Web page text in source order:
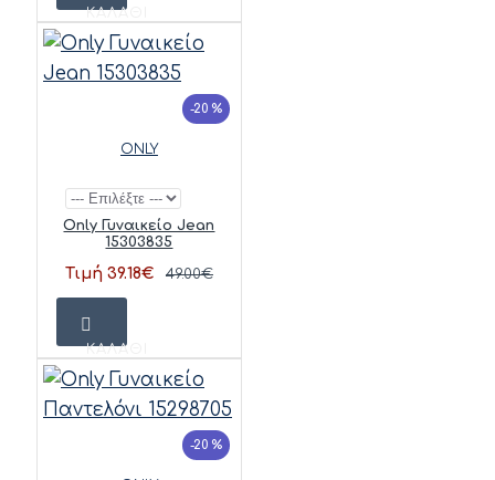
ΚΑΛΆΘΙ
-20 %
ONLY
Only Γυναικείο Jean
15303835
Τιμή 39.18€ 49.00€
ΚΑΛΆΘΙ
-20 %